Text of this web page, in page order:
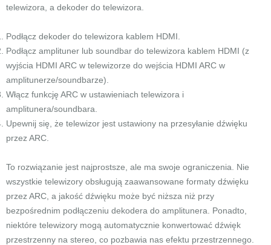
telewizora, a dekoder do telewizora.
Podłącz dekoder do telewizora kablem HDMI.
Podłącz amplituner lub soundbar do telewizora kablem HDMI (z
wyjścia HDMI ARC w telewizorze do wejścia HDMI ARC w
amplitunerze/soundbarze).
Włącz funkcję ARC w ustawieniach telewizora i
amplitunera/soundbara.
Upewnij się, że telewizor jest ustawiony na przesyłanie dźwięku
przez ARC.
To rozwiązanie jest najprostsze, ale ma swoje ograniczenia. Nie
wszystkie telewizory obsługują zaawansowane formaty dźwięku
przez ARC, a jakość dźwięku może być niższa niż przy
bezpośrednim podłączeniu dekodera do amplitunera. Ponadto,
niektóre telewizory mogą automatycznie konwertować dźwięk
przestrzenny na stereo, co pozbawia nas efektu przestrzennego.